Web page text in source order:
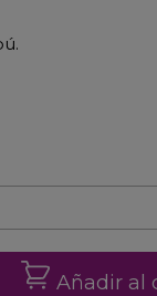
Añadir al